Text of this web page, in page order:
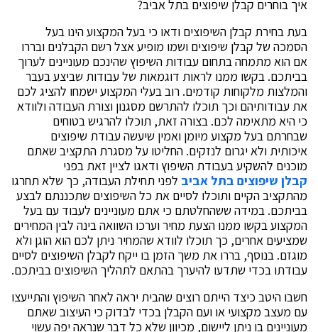
איך בוחרים קבלן שיפוצים בתל אביב?
בעת בחירת קבלן השיפוצים ודאו כי בעל המקצוע הינו בעל
הסמכה של קבלן שיפוצים ושמו מופיע אצל רשם הקבלנים ובררו
אם הוא מתמחה בתחום עבודות השיפוץ שהינכם מעוניינים לערוך
בביתכם. בקשו ממנו לראות דוגמאות של עבודות שביצע בעבר
והמלצות מלקוחות קודמים. רוב בעלי המקצוע ישמחו להציג לכם
את עבודותיהם וכך תוכלו להתרשם מסגנון וצורת העבודה ולוודא
כי היא מתאימה לכם. בצורה זאת, תוכלו להרגיש בטוחים
שבחרתם בעל מקצוע מיומן ואמין שיעשה עבודת שיפוצים
איכותית ולא יגרום לנזקים. החליטו על מסגרת התקציב שאתם
מוכנים להשקיע בעבודת השיפוץ ודאגו לציין זאת בפני
קבלן שיפוצים בתל אביבלפני תחילת העבודה, כך שלא תחרגו
מהתקציב הקיים ותוכלו לסיים את כל השיפוצים שתכננתם לבצע
בביתכם. במידה ששהחלטתם כי אתם מעוניינים לעבוד עם בעל
המקצוע בקשו ממנו הצעת מחיר וערכו השוואה בינה לבין המחירים
שמציעים אחרים, כך תוכלו לוודא שהמחיר ניתן לכם הוא הוגן ולא
מוגזם. בנוסף, בררו את משך הזמן בו ייקח לקבלן השיפוצים לסיים
עבודתו בכדי שתדעו להיערך בהתאם לתהליך השיפוצים בביתכם.
חשבו היטב כיצד הייתם רוצים שהבית יראה לאחר השיפוץ והתייעצו
עם מעצב מקצועי או ועם הקבלן בכדי לבדוק כי העיצוב שאתם
מעוניינים בו ניתן ליישום, מכיוון שלא כל דבר שנראה יפה עשוי